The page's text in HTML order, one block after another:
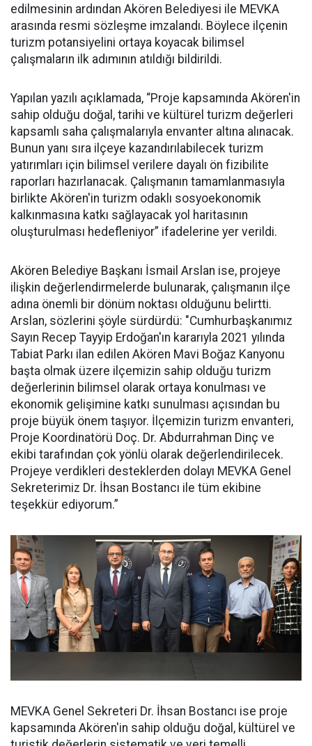
edilmesinin ardından Akören Belediyesi ile MEVKA
arasında resmi sözleşme imzalandı. Böylece ilçenin
turizm potansiyelini ortaya koyacak bilimsel
çalışmaların ilk adımının atıldığı bildirildi.
Yapılan yazılı açıklamada, “Proje kapsamında Akören'in
sahip olduğu doğal, tarihi ve kültürel turizm değerleri
kapsamlı saha çalışmalarıyla envanter altına alınacak.
Bunun yanı sıra ilçeye kazandırılabilecek turizm
yatırımları için bilimsel verilere dayalı ön fizibilite
raporları hazırlanacak. Çalışmanın tamamlanmasıyla
birlikte Akören'in turizm odaklı sosyoekonomik
kalkınmasına katkı sağlayacak yol haritasının
oluşturulması hedefleniyor” ifadelerine yer verildi.
Akören Belediye Başkanı İsmail Arslan ise, projeye
ilişkin değerlendirmelerde bulunarak, çalışmanın ilçe
adına önemli bir dönüm noktası olduğunu belirtti.
Arslan, sözlerini şöyle sürdürdü: "Cumhurbaşkanımız
Sayın Recep Tayyip Erdoğan'ın kararıyla 2021 yılında
Tabiat Parkı ilan edilen Akören Mavi Boğaz Kanyonu
başta olmak üzere ilçemizin sahip olduğu turizm
değerlerinin bilimsel olarak ortaya konulması ve
ekonomik gelişimine katkı sunulması açısından bu
proje büyük önem taşıyor. İlçemizin turizm envanteri,
Proje Koordinatörü Doç. Dr. Abdurrahman Dinç ve
ekibi tarafından çok yönlü olarak değerlendirilecek.
Projeye verdikleri desteklerden dolayı MEVKA Genel
Sekreterimiz Dr. İhsan Bostancı ile tüm ekibine
teşekkür ediyorum.”
MEVKA Genel Sekreteri Dr. İhsan Bostancı ise proje
kapsamında Akören'in sahip olduğu doğal, kültürel ve